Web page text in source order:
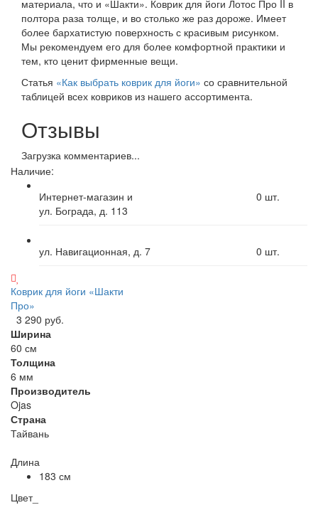
материала, что и «Шакти». Коврик для йоги Лотос Про II в
полтора раза толще, и во столько же раз дороже. Имеет
более бархатистую поверхность с красивым рисунком.
Мы рекомендуем его для более комфортной практики и
тем, кто ценит фирменные вещи.
Статья «Как выбрать коврик для йоги» со сравнительной
таблицей всех ковриков из нашего ассортимента.
Отзывы
Загрузка комментариев...
Наличие:
Интернет-магазин и
ул. Бограда, д. 113
0 шт.
ул. Навигационная, д. 7 0 шт.
Коврик для йоги «Шакти
Про»
3 290 руб.
Ширина
60 см
Толщина
6 мм
Производитель
Ojas
Страна
Тайвань
Длина
183 см
Цвет_